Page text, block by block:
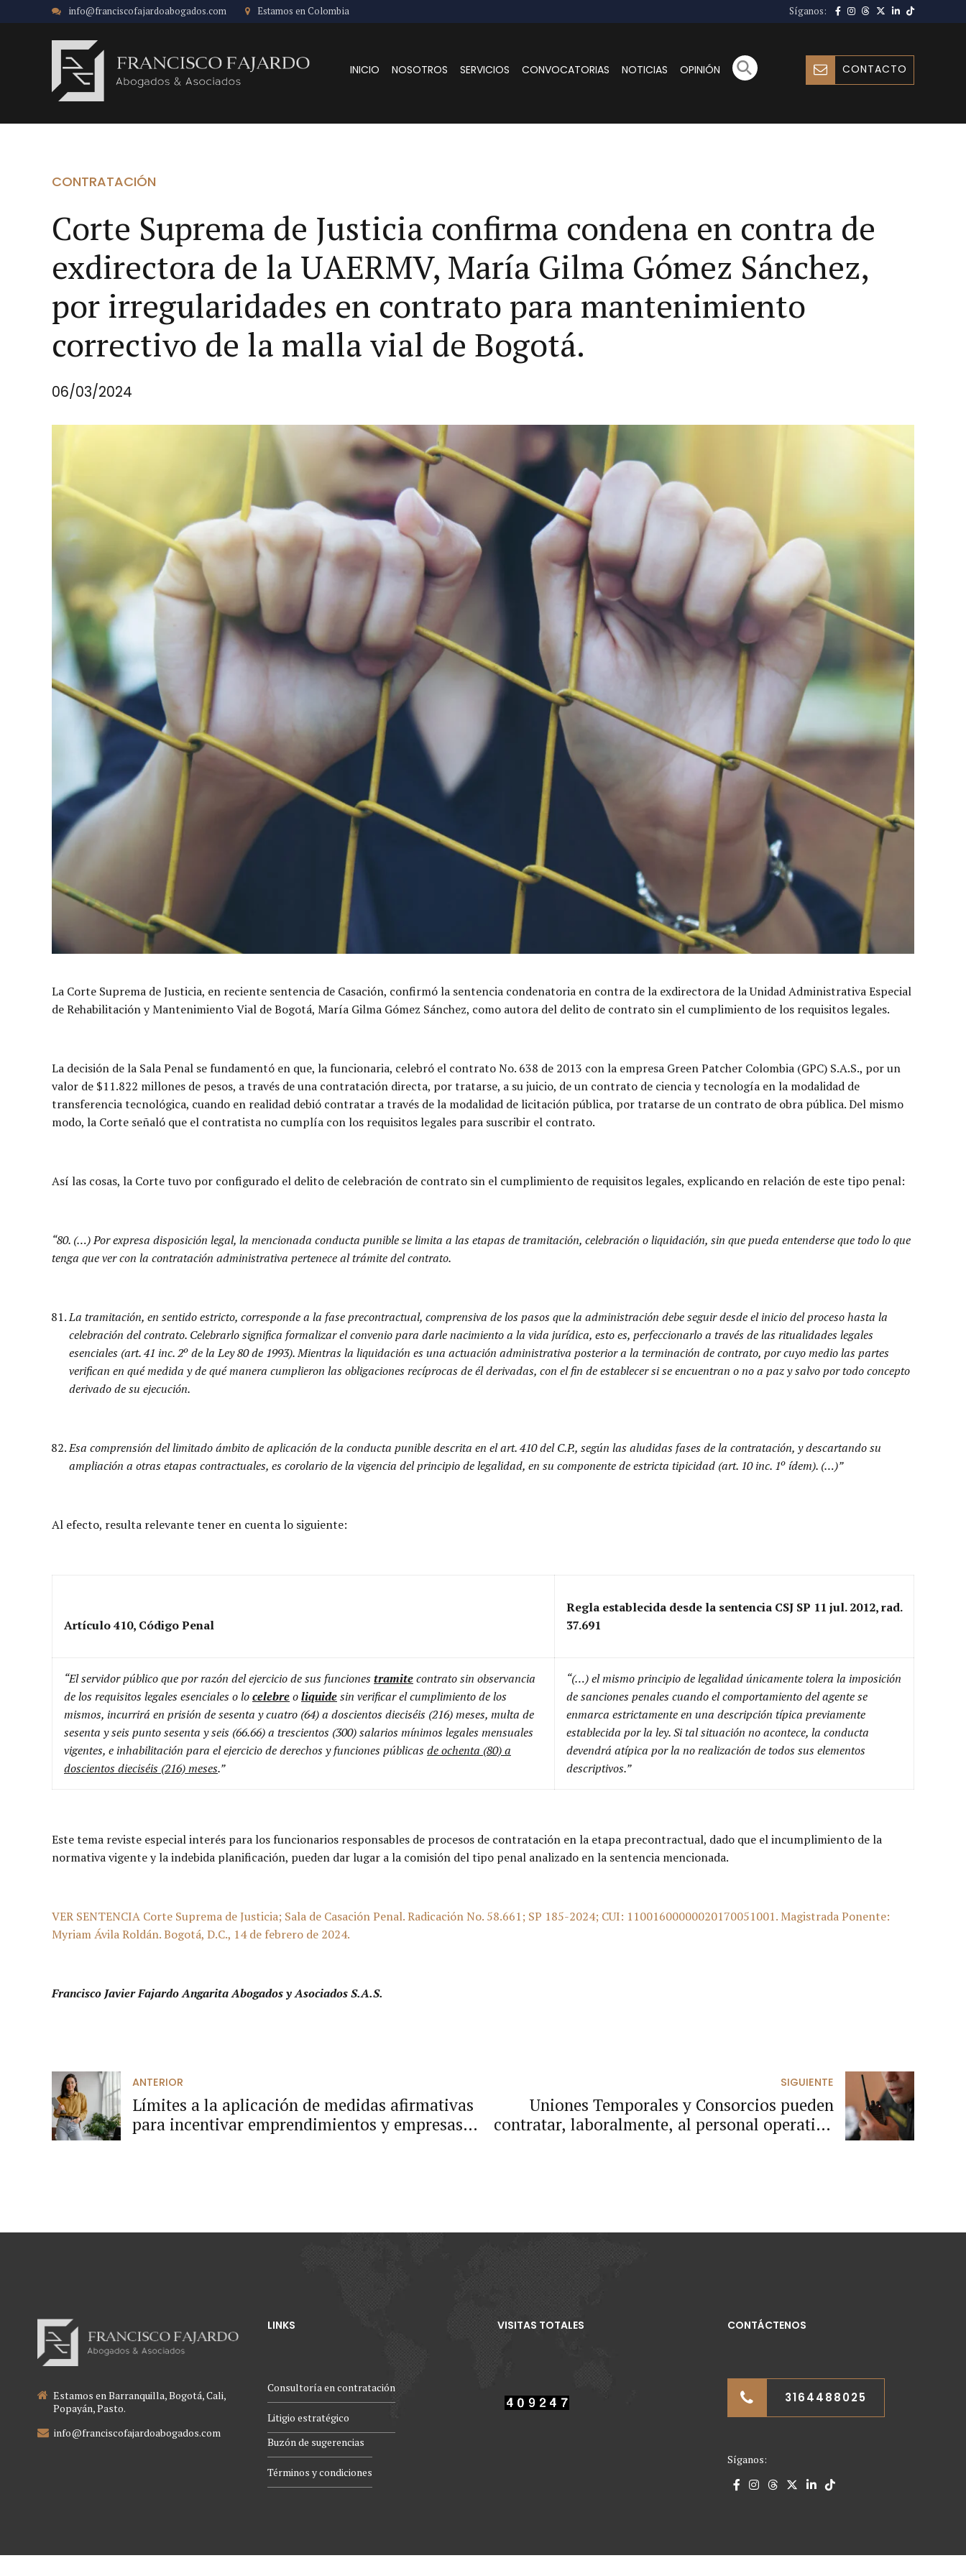
info@franciscofajardoabogados.com Estamos en Colombia Síganos:
CONTACTO
INICIO NOSOTROS SERVICIOS CONVOCATORIAS NOTICIAS OPINIÓN
CONTRATACIÓN
Corte Suprema de Justicia confirma condena en contra de
exdirectora de la UAERMV, María Gilma Gómez Sánchez,
por irregularidades en contrato para mantenimiento
correctivo de la malla vial de Bogotá.
06/03/2024
La Corte Suprema de Justicia, en reciente sentencia de Casación, confirmó la sentencia condenatoria en contra de la exdirectora de la Unidad Administrativa Especial
de Rehabilitación y Mantenimiento Vial de Bogotá, María Gilma Gómez Sánchez, como autora del delito de contrato sin el cumplimiento de los requisitos legales.
La decisión de la Sala Penal se fundamentó en que, la funcionaria, celebró el contrato No. 638 de 2013 con la empresa Green Patcher Colombia (GPC) S.A.S., por un
valor de $11.822 millones de pesos, a través de una contratación directa, por tratarse, a su juicio, de un contrato de ciencia y tecnología en la modalidad de
transferencia tecnológica, cuando en realidad debió contratar a través de la modalidad de licitación pública, por tratarse de un contrato de obra pública. Del mismo
modo, la Corte señaló que el contratista no cumplía con los requisitos legales para suscribir el contrato.
Así las cosas, la Corte tuvo por configurado el delito de celebración de contrato sin el cumplimiento de requisitos legales, explicando en relación de este tipo penal:
“80. (…) Por expresa disposición legal, la mencionada conducta punible se limita a las etapas de tramitación, celebración o liquidación, sin que pueda entenderse que todo lo que
tenga que ver con la contratación administrativa pertenece al trámite del contrato.
La tramitación, en sentido estricto, corresponde a la fase precontractual, comprensiva de los pasos que la administración debe seguir desde el inicio del proceso hasta la
celebración del contrato. Celebrarlo significa formalizar el convenio para darle nacimiento a la vida jurídica, esto es, perfeccionarlo a través de las ritualidades legales
esenciales (art. 41 inc. 2º de la Ley 80 de 1993). Mientras la liquidación es una actuación administrativa posterior a la terminación de contrato, por cuyo medio las partes
verifican en qué medida y de qué manera cumplieron las obligaciones recíprocas de él derivadas, con el fin de establecer si se encuentran o no a paz y salvo por todo concepto
derivado de su ejecución.
Esa comprensión del limitado ámbito de aplicación de la conducta punible descrita en el art. 410 del C.P., según las aludidas fases de la contratación, y descartando su
ampliación a otras etapas contractuales, es corolario de la vigencia del principio de legalidad, en su componente de estricta tipicidad (art. 10 inc. 1º ídem). (…)”
Al efecto, resulta relevante tener en cuenta lo siguiente:
Artículo 410, Código Penal
Regla establecida desde la sentencia CSJ SP 11 jul. 2012, rad.
37.691
“El servidor público que por razón del ejercicio de sus funcionestramitecontrato sin observancia
de los requisitos legales esenciales o locelebreoliquidesin verificar el cumplimiento de los
mismos, incurrirá en prisión de sesenta y cuatro (64) a doscientos dieciséis (216) meses, multa de
sesenta y seis punto sesenta y seis (66.66) a trescientos (300) salarios mínimos legales mensuales
vigentes, e inhabilitación para el ejercicio de derechos y funciones públicasde ochenta (80) a
doscientos dieciséis (216) meses.”
“(…) el mismo principio de legalidad únicamente tolera la imposición
de sanciones penales cuando el comportamiento del agente se
enmarca estrictamente en una descripción típica previamente
establecida por la ley. Si tal situación no acontece, la conducta
devendrá atípica por la no realización de todos sus elementos
descriptivos.”
Este tema reviste especial interés para los funcionarios responsables de procesos de contratación en la etapa precontractual, dado que el incumplimiento de la
normativa vigente y la indebida planificación, pueden dar lugar a la comisión del tipo penal analizado en la sentencia mencionada.
VER SENTENCIA Corte Suprema de Justicia; Sala de Casación Penal. Radicación No. 58.661; SP 185-2024; CUI: 11001600000020170051001. Magistrada Ponente:
Myriam Ávila Roldán. Bogotá, D.C., 14 de febrero de 2024.
Francisco Javier Fajardo Angarita Abogados y Asociados S.A.S.
ANTERIOR
Límites a la aplicación de medidas afirmativas
para incentivar emprendimientos y empresas
SIGUIENTE
Uniones Temporales y Consorcios pueden
contratar, laboralmente, al personal operativo
Estamos en Barranquilla, Bogotá, Cali,
Popayán, Pasto.
info@franciscofajardoabogados.com
LINKS
Consultoría en contratación
Litigio estratégico
Buzón de sugerencias
Términos y condiciones
VISITAS TOTALES CONTÁCTENOS
3164488025
Síganos: